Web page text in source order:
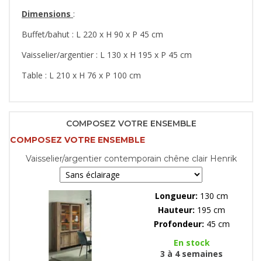
Dimensions :
Buffet/bahut : L 220 x H 90 x P 45 cm
Vaisselier/argentier : L 130 x H 195 x P 45 cm
Table : L 210 x H 76 x P 100 cm
COMPOSEZ VOTRE ENSEMBLE
COMPOSEZ VOTRE ENSEMBLE
Vaisselier/argentier contemporain chêne clair Henrik
Longueur: 130 cm
Hauteur: 195 cm
Profondeur: 45 cm
En stock
3 à 4 semaines